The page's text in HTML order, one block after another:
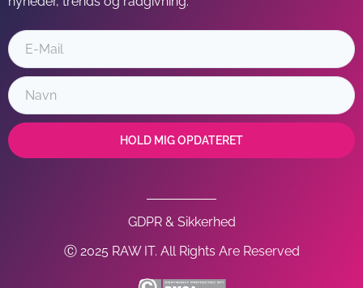
HOLD MIG OPDATERET
GDPR & Sikkerhed
Ⓒ 2025 RAW IT. All Rights Are Reserved